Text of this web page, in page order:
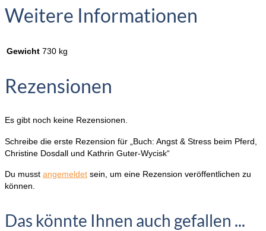
Weitere Informationen
Gewicht 730 kg
Rezensionen
Es gibt noch keine Rezensionen.
Schreibe die erste Rezension für „Buch: Angst & Stress beim Pferd,
Christine Dosdall und Kathrin Guter-Wycisk“
Du musst angemeldet sein, um eine Rezension veröffentlichen zu
können.
Das könnte Ihnen auch gefallen ...